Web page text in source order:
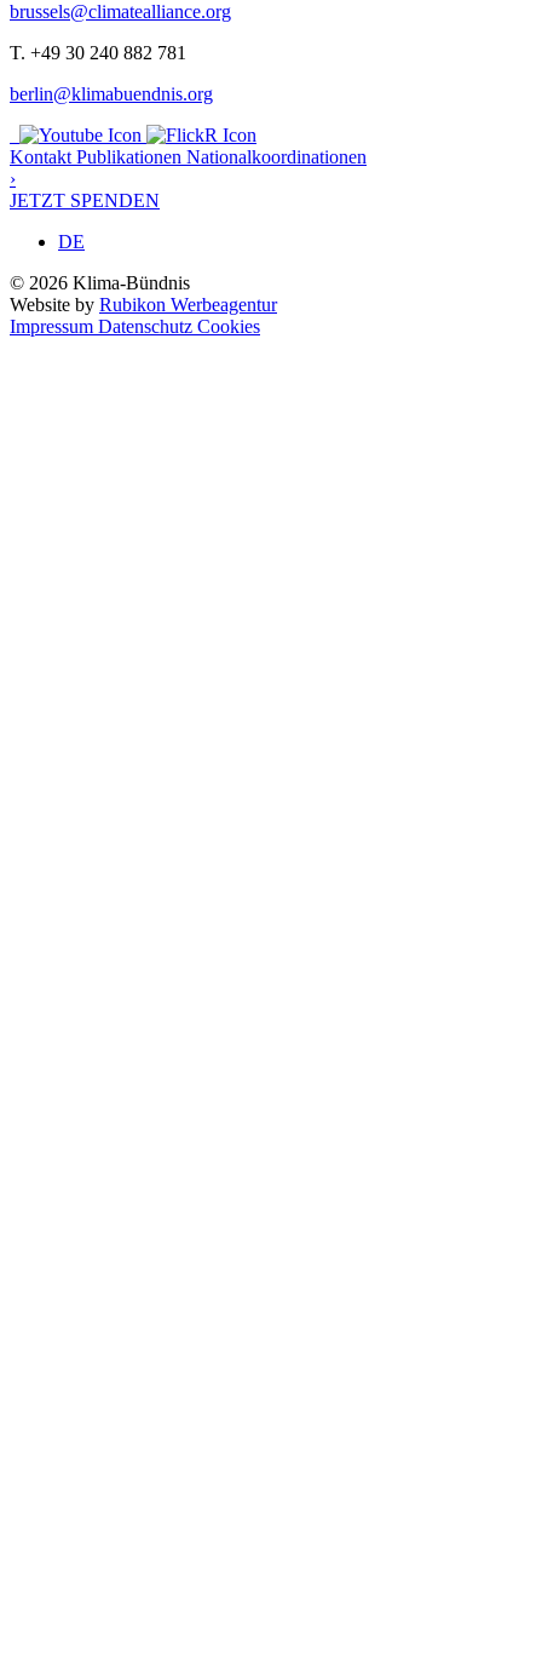
brussels@climatealliance.org
T. +49 30 240 882 781
berlin@klimabuendnis.org
Kontakt Publikationen Nationalkoordinationen
›
JETZT SPENDEN
DE
© 2026 Klima-Bündnis
Website by Rubikon Werbeagentur
Impressum Datenschutz Cookies